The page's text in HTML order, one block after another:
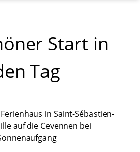
Start in
Tag